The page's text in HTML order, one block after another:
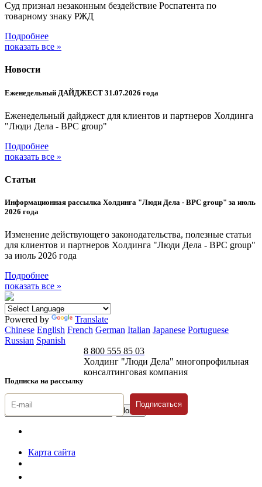
Суд признал незаконным бездействие Роспатента по
товарному знаку РЖД
Подробнее
показать все »
Новости
Еженедельный ДАЙДЖЕСТ 31.07.2026 года
Еженедельный дайджест для клиентов и партнеров Холдинга
"Люди Дела - BPC group"
Подробнее
показать все »
Статьи
Информационная рассылка Холдинга "Люди Дела - BPC group" за июль
2026 года
Изменение действующего законодательства, полезные статьи
для клиентов и партнеров Холдинга "Люди Дела - BPC group"
за июль 2026 года
Подробнее
показать все »
Powered by
Translate
Chinese English French German Italian Japanese Portuguese
Russian Spanish
Подписка на рассылку
8 800 555 85 03
Холдинг "Люди Дела" многопрофильная
консалтинговая компания
Подписаться
Карта сайта